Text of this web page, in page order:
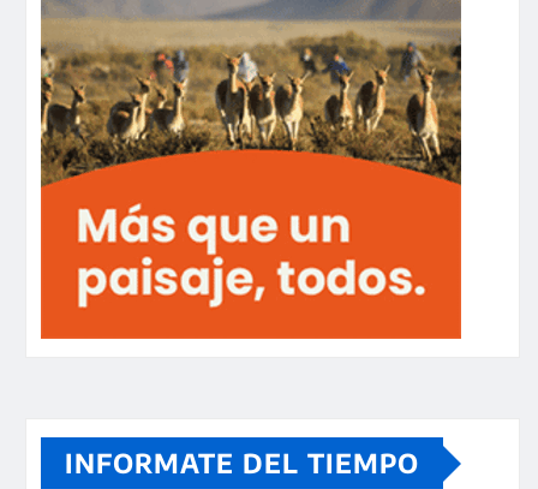
INFORMATE DEL TIEMPO